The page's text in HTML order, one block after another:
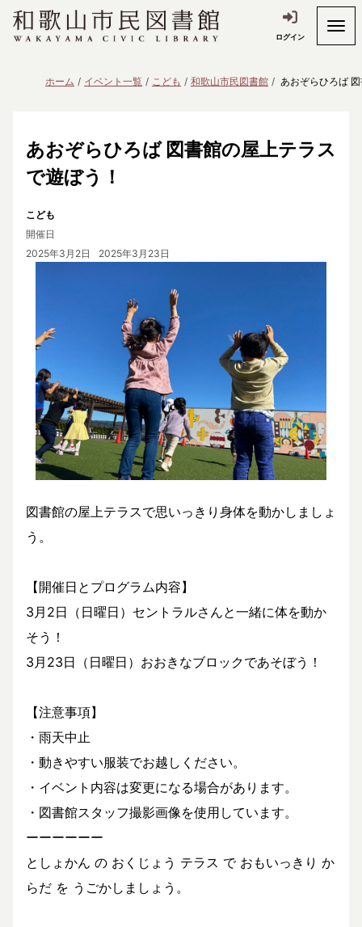
ログイン
ホーム イベント一覧 こども 和歌山市民図書館 あおぞらひろば
あおぞらひろば 図書館の屋上テラス
で遊ぼう！
こども
開催日
2025年3月2日
2025年3月23日
図書館の屋上テラスで思いっきり身体を動かしましょ
う。
【開催日とプログラム内容】
3月2日（日曜日）セントラルさんと一緒に体を動か
そう！
3月23日（日曜日）おおきなブロックであそぼう！
【注意事項】
・雨天中止
・動きやすい服装でお越しください。
・イベント内容は変更になる場合があります。
・図書館スタッフ撮影画像を使用しています。
ーーーーーー
としょかん の おくじょう テラス で おもいっきり か
らだ を うごかしましょう。